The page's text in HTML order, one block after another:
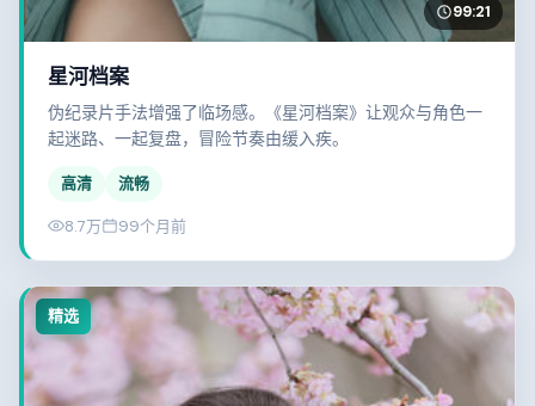
99:21
星河档案
伪纪录片手法增强了临场感。《星河档案》让观众与角色一
起迷路、一起复盘，冒险节奏由缓入疾。
高清 流畅
8.7万 99个月前
精选